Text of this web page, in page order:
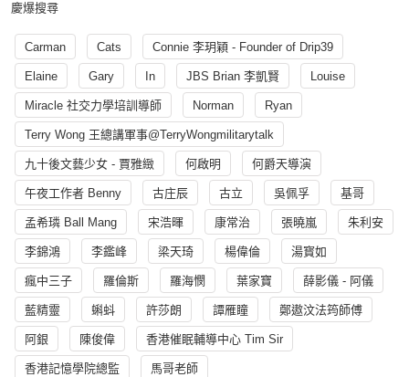
慶爆搜尋
Carman Cats Connie 李玥穎 - Founder of Drip39
Elaine Gary In JBS Brian 李凱賢 Louise
Miracle 社交力學培訓導師 Norman Ryan
Terry Wong 王總講軍事@TerryWongmilitarytalk
九十後文藝少女 - 賈雅緻 何啟明 何爵天導演
午夜工作者 Benny 古庄辰 古立 吳佩孚 基哥
孟希璘 Ball Mang 宋浩暉 康常治 張曉嵐 朱利安
李錦鴻 李鑑峰 梁天琦 楊偉倫 湯寳如
瘋中三子 羅倫斯 羅海憫 葉家寶 薛影儀 - 阿儀
藍精靈 蝌蚪 許莎朗 譚雁瞳 鄭遨汶法筠師傅
阿銀 陳俊偉 香港催眠輔導中心 Tim Sir
香港記憶學院總監 馬哥老師